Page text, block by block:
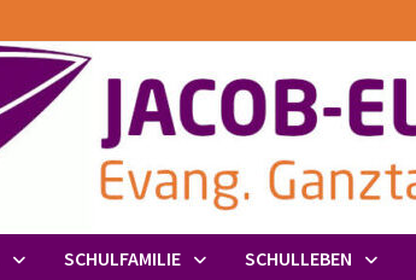
SCHULFAMILIE SCHULLEBEN